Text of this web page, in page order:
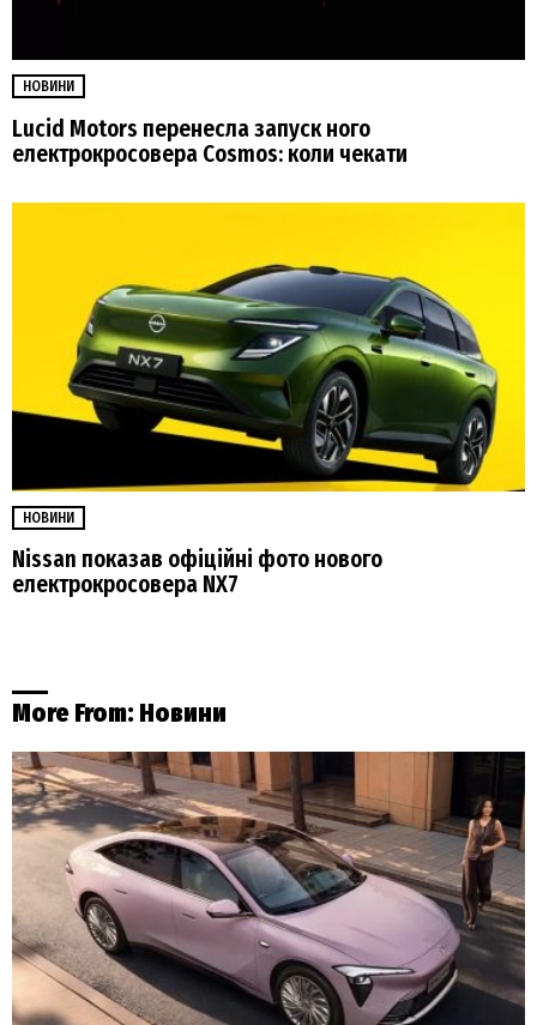
НОВИНИ
Lucid Motors перенесла запуск ного
електрокросовера Cosmos: коли чекати
НОВИНИ
Nissan показав офіційні фото нового
електрокросовера NX7
More From: Новини